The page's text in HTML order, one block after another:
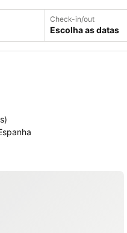
Check-in/out
Escolha as datas
)